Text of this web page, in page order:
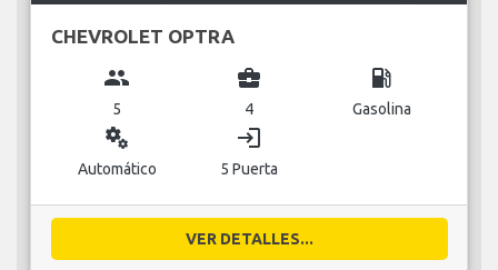
CHEVROLET OPTRA
group
5
business_center
4
local_gas_station
Gasolina
miscellaneous_services
Automático
login
5 Puerta
VER DETALLES...